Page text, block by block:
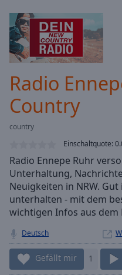
Forward
Mute
Current
Time0:00
Duration -:-
0.00%
LIVE
live,
currently
behind
liveLIVE
Remaining
Time-
1x
Playback
Rate
Radio
Country
country
Einschaltquote:
Radio Ennepe Ruhr
Unterhaltung,
Neuigkeiten in NRW.
unterhalten - mit dem
wichtigen Infos aus dem
Deutsch
Gefällt mir 1